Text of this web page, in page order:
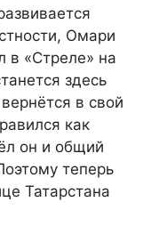
Омари
в «Стреле» на
здесь
в свой
как
он и общий
теперь
Татарстана